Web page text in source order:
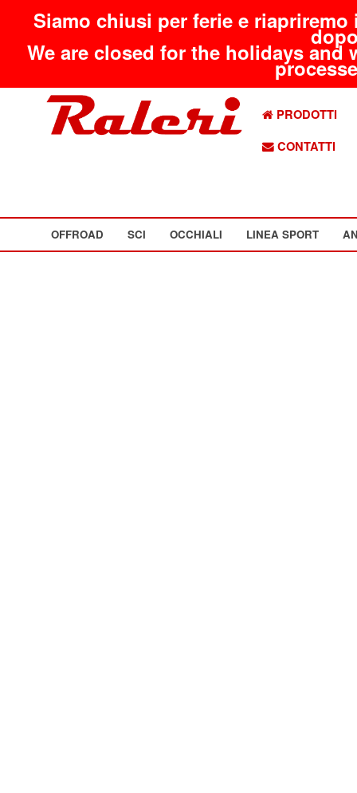
Siamo chiusi per ferie e
We are closed for the holidays
PRODOTTI
CONTATTI
OFFROAD SCI OCCHIALI LINEA SPORT